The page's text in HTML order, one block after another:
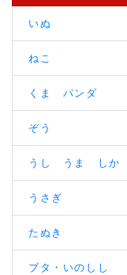
いぬ
ねこ
くま パンダ
ぞう
うし うま しか
うさぎ
たぬき
ブタ・いのしし